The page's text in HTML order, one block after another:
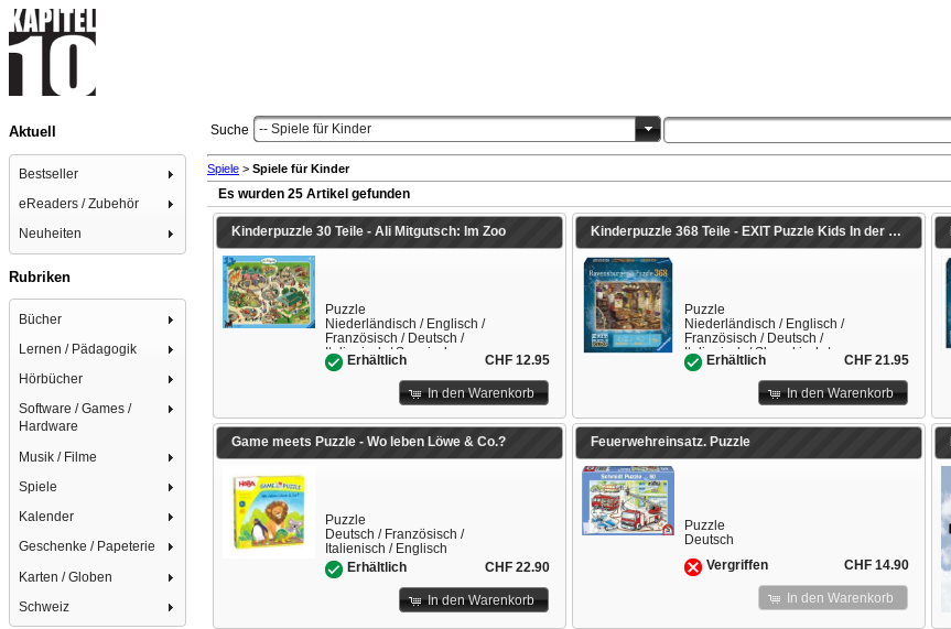
Aktuell
Bestseller
eReaders / Zubehör
Neuheiten
Rubriken
Bücher
Lernen / Pädagogik
Hörbücher
Software / Games /
Hardware
Musik / Filme
Spiele
Kalender
Geschenke / Papeterie
Karten / Globen
Schweiz
Suche -- Spiele für Kinder
Spiele > Spiele für Kinder
Es wurden 25 Artikel gefunden
Kinderpuzzle 30 Teile - Ali Mitgutsch: Im Zoo
Puzzle
Niederländisch / Englisch /
Französisch / Deutsch /
Italienisch / Spanisch
Erhältlich CHF 12.95
In den Warenkorb
Kinderpuzzle 368 Teile - EXIT Puzzle Kids In der Zauberschule
Puzzle
Niederländisch / Englisch /
Französisch / Deutsch /
Italienisch / Slowakisch /
Spanisch
Erhältlich CHF 21.95
In den Warenkorb
Game meets Puzzle - Wo leben Löwe & Co.?
Puzzle
Deutsch / Französisch /
Italienisch / Englisch
Erhältlich
CHF 22.90
In den Warenkorb
Feuerwehreinsatz. Puzzle
Puzzle
Deutsch
Vergriffen
CHF 14.90
In den Warenkorb